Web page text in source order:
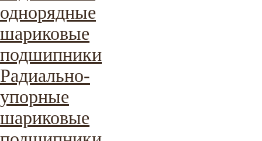
однорядные
шариковые
подшипники
Радиально-
упорные
шариковые